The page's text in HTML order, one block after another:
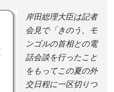
岸田総理大臣は記者
会見で「きのう、モ
ンゴルの首相との電
話会談を行ったこと
をもってこの夏の外
交日程に一区切りつ